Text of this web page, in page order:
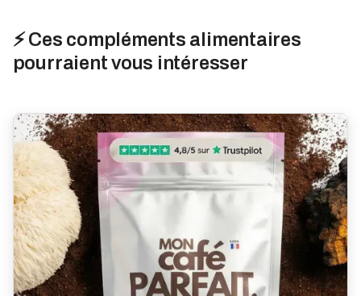
⚡ Ces compléments alimentaires
pourraient vous intéresser